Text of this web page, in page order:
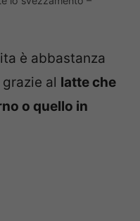
è abbastanza
grazie al latte che
o quello in